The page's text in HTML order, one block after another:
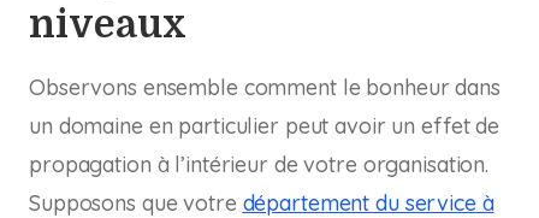
niveaux
Observons ensemble comment le bonheur dans
un domaine en particulier peut avoir un effet de
propagation à l’intérieur de votre organisation.
Supposons que votre département du service à